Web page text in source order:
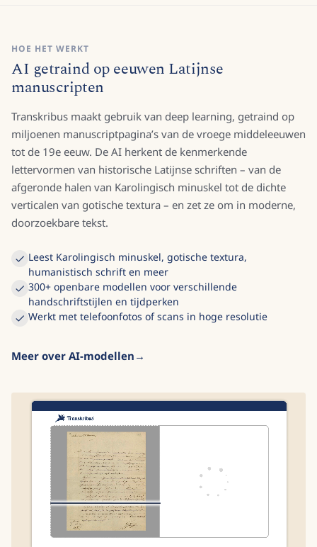
HOE HET WERKT
AI getraind op eeuwen Latijnse
manuscripten
Transkribus maakt gebruik van deep learning, getraind op
miljoenen manuscriptpagina’s van de vroege middeleeuwen
tot de 19e eeuw. De AI herkent de kenmerkende
lettervormen van historische Latijnse schriften – van de
afgeronde halen van Karolingisch minuskel tot de dichte
verticalen van gotische textura – en zet ze om in moderne,
doorzoekbare tekst.
Leest Karolingisch minuskel, gotische textura,
humanistisch schrift en meer
300+ openbare modellen voor verschillende
handschriftstijlen en tijdperken
Werkt met telefoonfotos of scans in hoge resolutie
Meer over AI-modellen